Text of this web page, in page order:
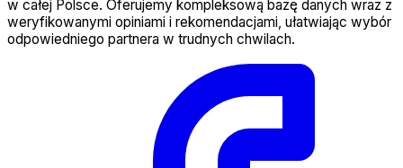
w całej Polsce. Oferujemy kompleksową bazę danych wraz z
weryfikowanymi opiniami i rekomendacjami, ułatwiając wybór
odpowiedniego partnera w trudnych chwilach.